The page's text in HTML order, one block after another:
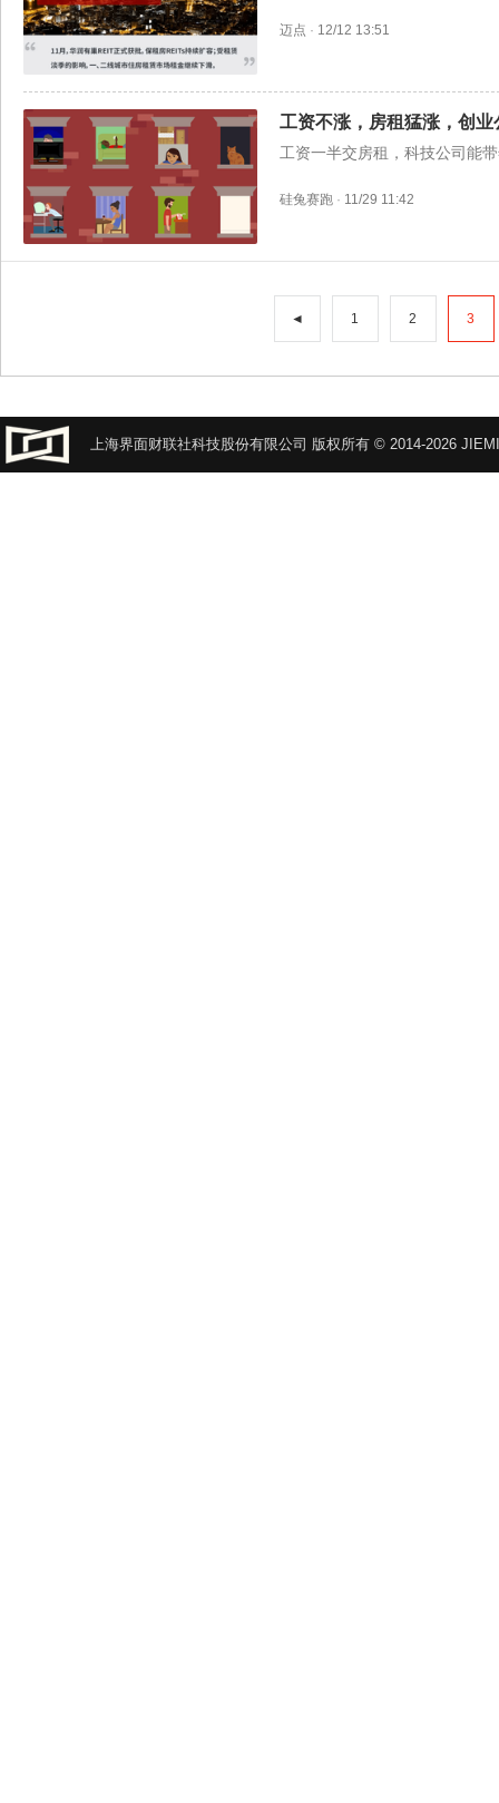
迈点 · 12/12 13:51
工资不涨，房租猛涨，创业
工资一半交房租，科技公司能
硅兔赛跑 · 11/29 11:42
◄ 1 2 3
上海界面财联社科技股份有限公司 版权所有 © 2014-2026